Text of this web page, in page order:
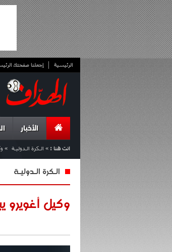
الرئيسية إجعلنا صفحتك
الأخبار
انت هنا : » الـكرة الـدوليـة »
الـكرة الـدوليـة
وكيل أغويرو